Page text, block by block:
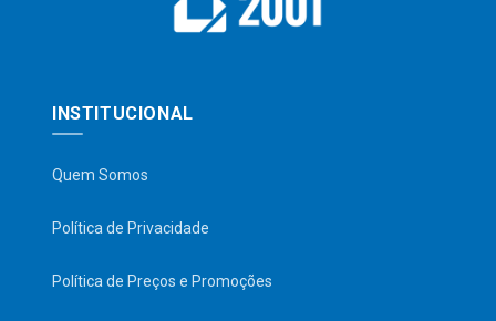
INSTITUCIONAL
Quem Somos
Política de Privacidade
Política de Preços e Promoções